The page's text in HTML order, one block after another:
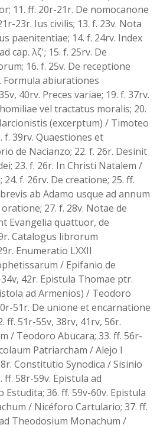
11. ff. 20r-21r. De nomocanone
23r. Ius civilis; 13. f. 23v. Nota
paenitentiae; 14. f. 24rv. Index
cap. λζ'; 15. f. 25rv. De
16. f. 25v. De receptione
Formula abiurationes
40rv. Preces variae; 19. f. 37rv.
vel tractatus moralis; 20.
(excerptum) / Timoteo
f. 39rv. Quaestiones et
de Nacianzo; 22. f. 26r. Desinit
23. f. 26r. In Christi Natalem /
f. 26rv. De creatione; 25. ff.
ab Adamo usque ad annum
27. f. 28v. Notae de
Evangelia quattuor, de
Catalogus librorum
Enumeratio LXXII
/ Epifanio de
42r. Epistula Thomae ptr.
ad Armenios) / Teodoro
51r. De unione et encarnatione
ff. 51r-55v, 38rv, 41rv, 56r.
/ Teodoro Abucara; 33. ff. 56r-
Patriarcham / Alejo I
Constitutio Synodica / Sisinio
58r-59v. Epistula ad
36. ff. 59v-60v. Epistula
/ Nicéforo Cartulario; 37. ff.
Theodosium Monachum /